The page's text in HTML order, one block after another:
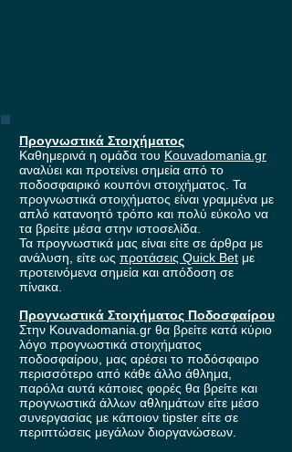
Προγνωστικά Στοιχήματος
Καθημερινά η ομάδα του Kouvadomania.gr
αναλύει και προτείνει σημεία από το
ποδοσφαιρικό κουπόνι στοιχήματος. Τα
προγνωστικά στοιχήματος είναι γραμμένα με
απλό κατανοητό τρόπο και πολύ εύκολο να
τα βρείτε μέσα στην ιστοσελίδα.
Τα προγνωστικά μας είναι είτε σε άρθρα με
ανάλυση, είτε ως προτάσεις Quick Bet με
προτεινόμενα σημεία και απόδοση σε
πίνακα.
Προγνωστικά Στοιχήματος Ποδοσφαίρου
Στην Kouvadomania.gr θα βρείτε κατά κύριο
λόγο προγνωστικά στοιχήματος
ποδοσφαίρου, μας αρέσει το ποδόσφαιρο
περισσότερο από κάθε άλλο άθλημα,
παρόλα αυτά κάποιες φορές θα βρείτε και
προγνωστικά άλλων αθλημάτων είτε μέσο
συνεργασίας με κάποιον tipster είτε σε
περιπτώσεις μεγάλων διοργανώσεων.